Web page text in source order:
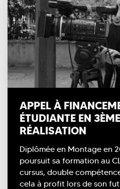
APPEL À
ÉTUDIANTE EN
RÉALISATION
Diplômée en Montage en
poursuit sa formation au
cursus, double
cela à profit lors de son